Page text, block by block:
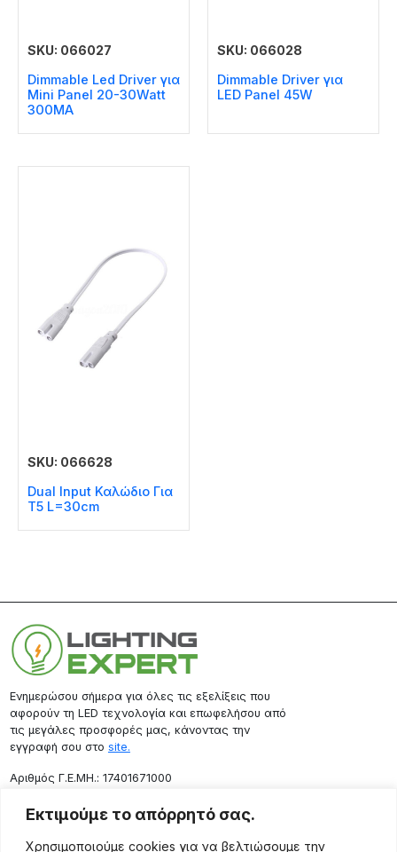
Εκτιμούμε το απόρρητό σας.
Χρησιμοποιούμε cookies για να βελτιώσουμε την
SKU: 066027
Dimmable Led Driver για
Mini Panel 20-30Watt
300MA
SKU: 066028
Dimmable Driver για
LED Panel 45W
SKU: 066628
Dual Input Καλώδιο Για
T5 L=30cm
Ενημερώσου σήμερα για όλες τις εξελίξεις που
αφορούν τη LED τεχνολογία και επωφελήσου από
τις μεγάλες προσφορές μας, κάνοντας την
εγγραφή σου στο site.
Aριθμός Γ.Ε.ΜΗ.: 17401671000
Επικοινωνία
Ρόδου 133, Αθήνα 10443